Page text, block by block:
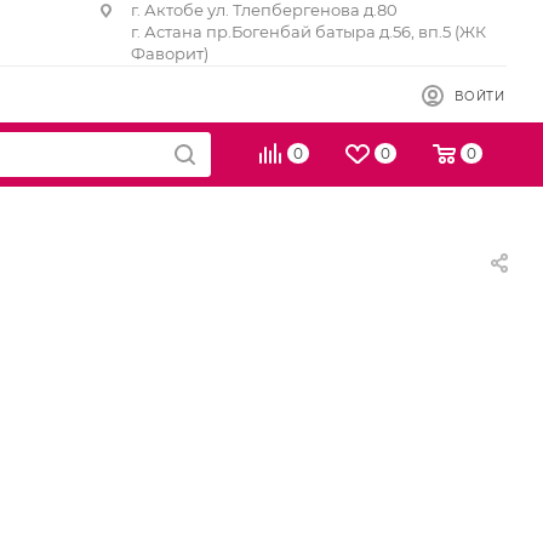
г. Актобе ул. Тлепбергенова д.80
г. Астана пр.Богенбай батыра д.56, вп.5 (ЖК
Фаворит)
ВОЙТИ
0 0 0